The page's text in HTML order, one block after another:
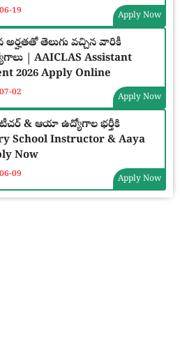
19 Apply Now
అర్హతతో తెలుగు వచ్చిన వారికీ
| AAICLAS Assistant
2026 Apply Online
02 Apply Now
టీచర్ & ఆయా ఉద్యోగాల భర్తీకి
School Instructor & Aaya
Now
09 Apply Now